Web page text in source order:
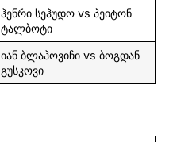
ჰენრი სეჰუდო vs პეიტონ
ტალბოტი
იან ბლაჰოვიჩი vs ბოგდან
გუსკოვი